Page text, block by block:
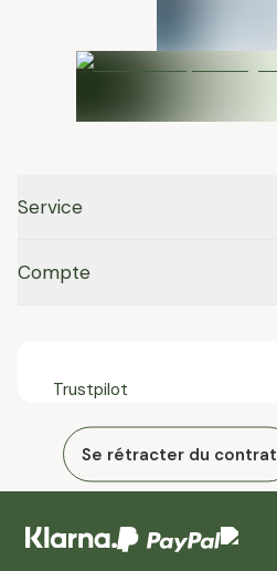
Service
Compte
Trustpilot
Se rétracter du contrat